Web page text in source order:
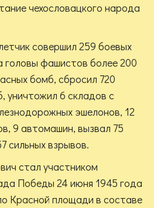
чехословацкого народа
совершил 259 боевых
головы фашистов более 200
бомб, сбросил 720
уничтожил 6 складов с
эшелонов, 12
9 автомашин, вызвал 75
сильных взрывов.
стал участником
Победы 24 июня 1945 года
Красной площади в составе